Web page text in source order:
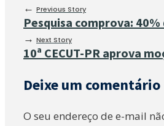
← Previous Story
Pesquisa comprova:
→ Next Story
10ª CECUT-PR aprova
Deixe um comentário
O seu endereço de e-mail